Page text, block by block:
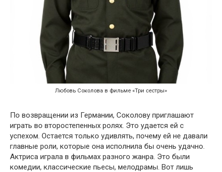
Любовь Соколова в фильме «Три сестры»
По возвращении из Германии, Соколову приглашают
играть во второстепенных ролях. Это удается ей с
успехом. Остается только удивлять, почему ей не давали
главные роли, которые она исполнила бы очень удачно.
Актриса играла в фильмах разного жанра. Это были
комедии, классические пьесы, мелодрамы. Вот лишь